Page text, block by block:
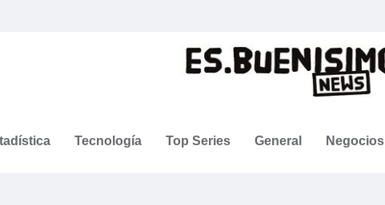
Tecnología Top Series General Negocios